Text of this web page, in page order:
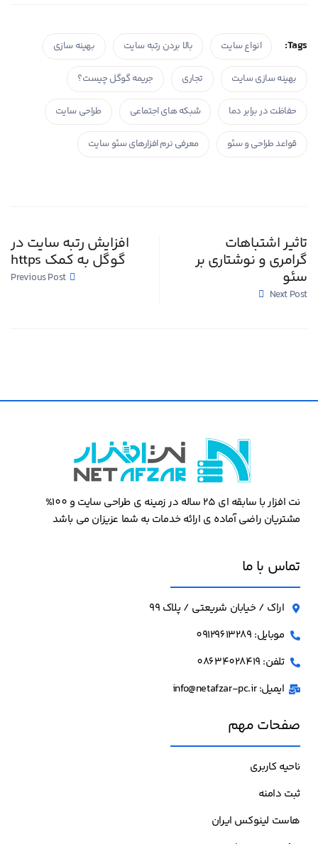
Tags: انواع سایت بالا بردن رتبه سایت بهینه سازی
بهینه سازی سایت تجاری جریمه گوگل چیست؟
حفاظت در برابر دما شبکه های اجتماعی طراحی سایت
قواعد طراحی و سئو معرفی نرم افزارهای سئو سایت
افزایش رتبه سایت در
گوگل به کمک https
Previous Post
تاثیر اشتباهات
گرامری و نوشتاری بر
سئو
Next Post
نت افزار با سابقه ای 25 ساله در زمینه ی طراحی سایت و 100%
مشتریان راضی آماده ی ارائه خدمات به شما عزیزان می باشد
تماس با ما
اراک / خیابان شریعتی / پلاک 99
موبایل: 09129613289
تلفن: 08634028419
ایمیل: info@netafzar-pc.ir
صفحات مهم
ناحیه کاربری
ثبت دامنه
هاست لینوکس ایران